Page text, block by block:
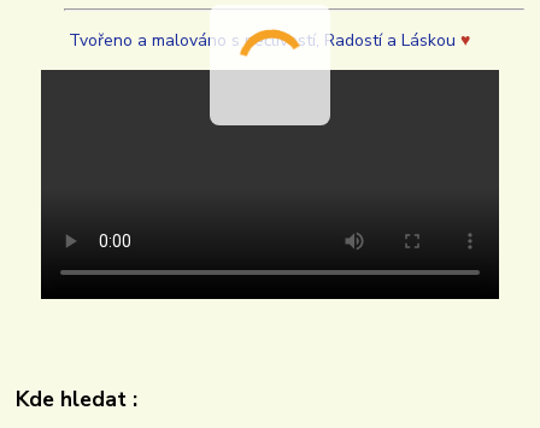
Tvořeno a malováno s pečlivostí, Radostí a Láskou♥
Kde hledat :